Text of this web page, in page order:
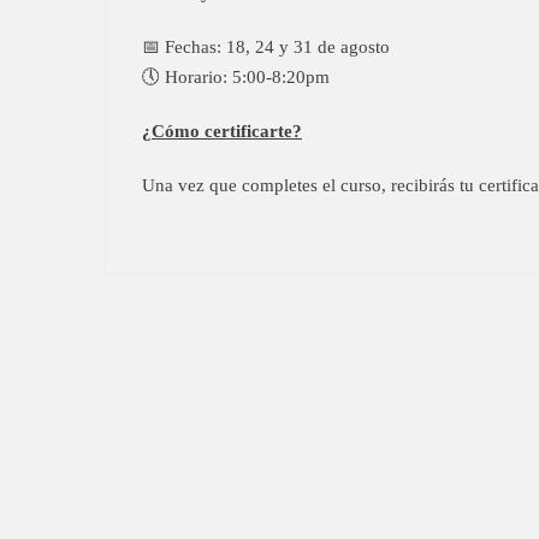
📅 Fechas: 18, 24 y 31 de agosto
🕔 Horario: 5:00-8:20pm
¿Cómo certificarte?
Una vez que completes el curso, recibirás tu